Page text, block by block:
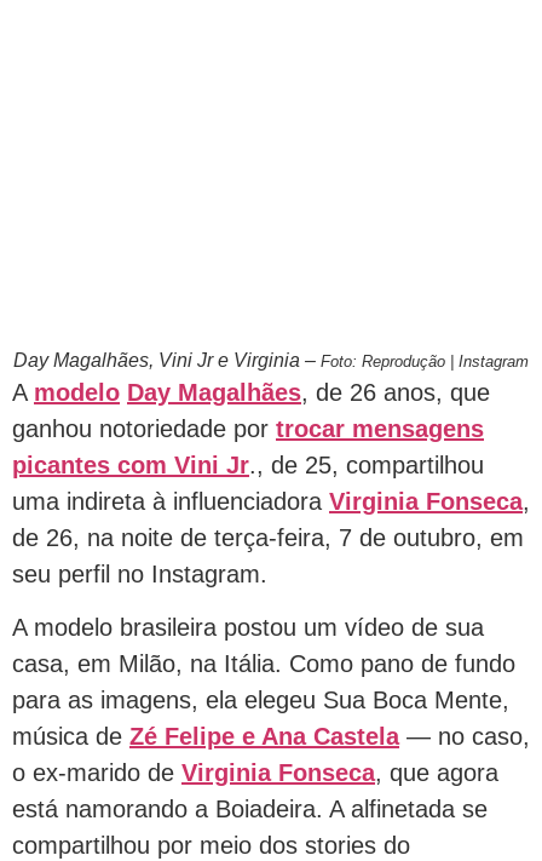
Day Magalhães, Vini Jr e Virginia – Foto: Reprodução | Instagram
A modelo Day Magalhães, de 26 anos, que
ganhou notoriedade por trocar mensagens
picantes com Vini Jr., de 25, compartilhou
uma indireta à influenciadora Virginia Fonseca,
de 26, na noite de terça-feira, 7 de outubro, em
seu perfil no Instagram.
A modelo brasileira postou um vídeo de sua
casa, em Milão, na Itália. Como pano de fundo
para as imagens, ela elegeu Sua Boca Mente,
música de Zé Felipe e Ana Castela— no caso,
o ex-marido de Virginia Fonseca, que agora
está namorando a Boiadeira. A alfinetada se
compartilhou por meio dos stories do